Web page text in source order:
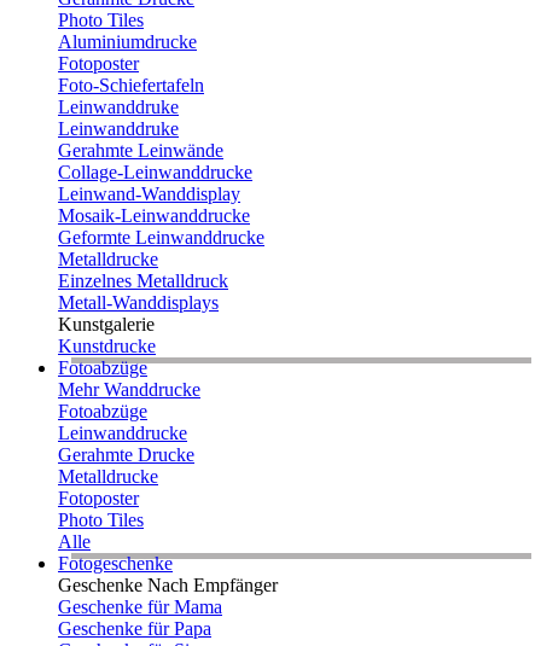
Photo Tiles
Aluminiumdrucke
Fotoposter
Foto-Schiefertafeln
Leinwanddruke
Leinwanddruke
Gerahmte Leinwände
Collage-Leinwanddrucke
Leinwand-Wanddisplay
Mosaik-Leinwanddrucke
Geformte Leinwanddrucke
Metalldrucke
Einzelnes Metalldruck
Metall-Wanddisplays
Kunstgalerie
Kunstdrucke
Fotoabzüge
Mehr Wanddrucke
Fotoabzüge
Leinwanddrucke
Gerahmte Drucke
Metalldrucke
Fotoposter
Photo Tiles
Alle
Fotogeschenke
Geschenke Nach Empfänger
Geschenke für Mama
Geschenke für Papa